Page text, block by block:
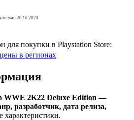
20.10.2023
покупки в Playstation Store:
в регионах
WWE 2K22 Deluxe Edition —
разработчик, дата релиза,
характеристики.